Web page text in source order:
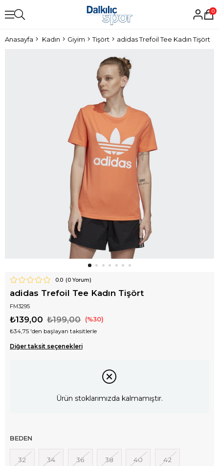
0
Anasayfa Kadın Giyim Tişört adidas Trefoil Tee Kadın Tişört
0.0 (0Yorum)
adidas Trefoil Tee Kadın Tişört
FM3295
₺199,00
₺139,00 30
₺34,75 'den başlayan taksitlerle
Diğer taksit seçenekleri
Ürün stoklarımızda kalmamıştır.
BEDEN
32 34 36 38 40 42